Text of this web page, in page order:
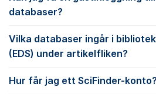
databaser?
Vilka databaser ingår i
(EDS) under artikelfliken?
Hur får jag ett SciFinder-konto?